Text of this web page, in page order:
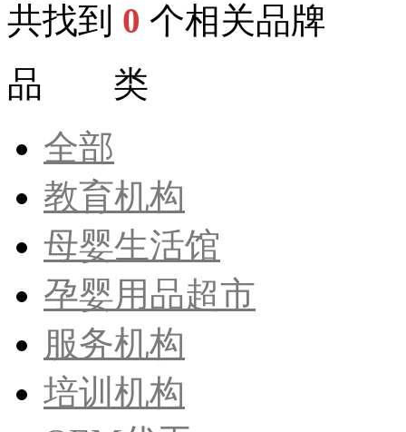
共找到 0 个相关品牌
品 类
全部
教育机构
母婴生活馆
孕婴用品超市
服务机构
培训机构